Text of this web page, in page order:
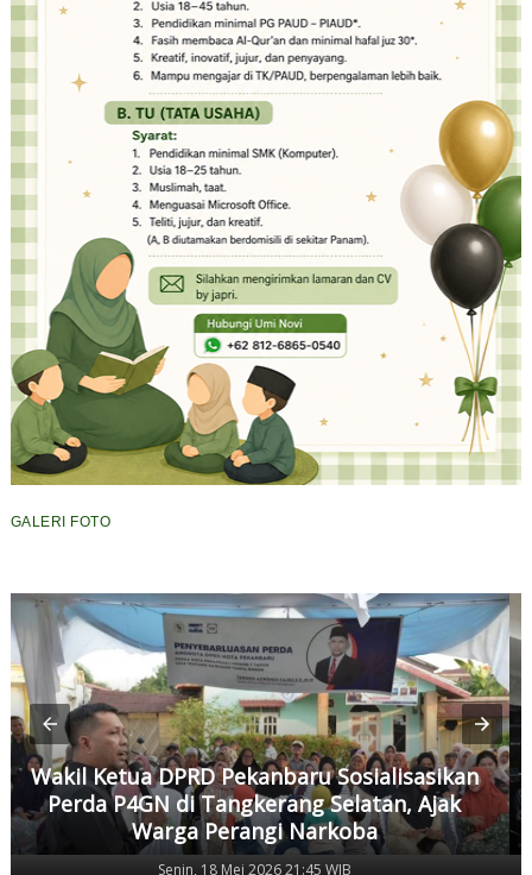
GALERI FOTO
Wakil Ketua DPRD Pekanbaru Sosialisasikan
Perda P4GN di Tangkerang Selatan, Ajak
Warga Perangi Narkoba
Senin, 18 Mei 2026 21:45 WIB